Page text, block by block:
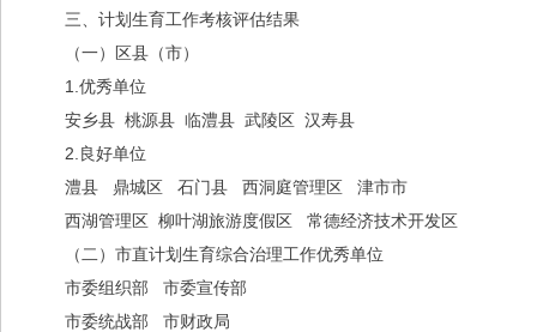
三、计划生育工作考核评估结果
（一）区县（市）
1.优秀单位
安乡县 桃源县 临澧县 武陵区 汉寿县
2.良好单位
澧县 鼎城区 石门县 西洞庭管理区 津市市
西湖管理区 柳叶湖旅游度假区 常德经济技术开发区
（二）市直计划生育综合治理工作优秀单位
市委组织部 市委宣传部
市委统战部 市财政局